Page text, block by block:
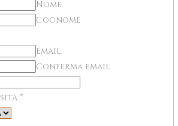
Nome
Cognome
Email
Conferma email
*